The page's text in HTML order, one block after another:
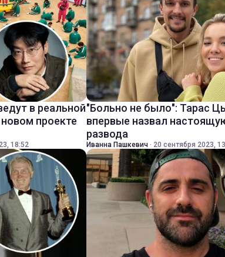
в реальной
проекте
18:52
"Больно не было": Тарас
впервые назвал
развода
Иванна Пашкевич · 20 сентября 2023,